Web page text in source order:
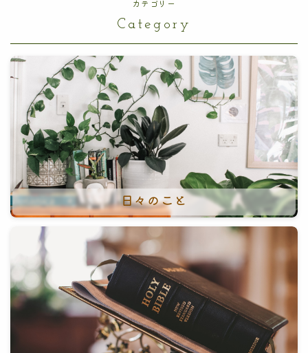
カテゴリー
Category
日々のこと